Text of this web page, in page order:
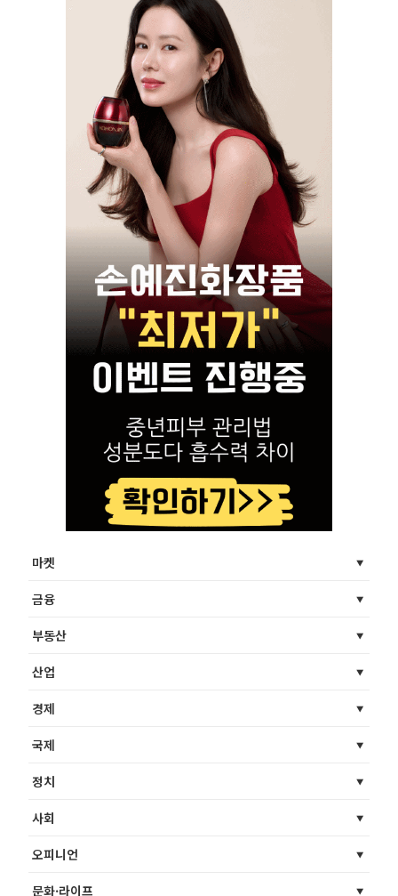
마켓
금융
부동산
산업
경제
국제
정치
사회
오피니언
문화·라이프